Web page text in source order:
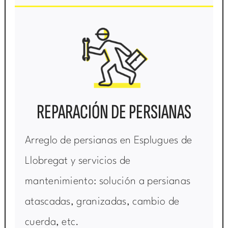
REPARACIÓN DE PERSIANAS
Arreglo de persianas en Esplugues de
Llobregat y servicios de
mantenimiento: solución a persianas
atascadas, granizadas, cambio de
cuerda, etc.